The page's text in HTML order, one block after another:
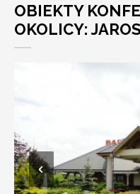
OBIEKTY
OKOLICY: